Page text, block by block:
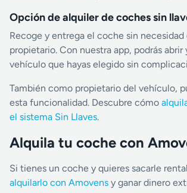
Opción de alquiler de coches sin
Recoge y entrega el coche sin necesidad
propietario. Con nuestra app, podrás abrir
vehículo que hayas elegido sin
También como propietario del vehículo,
esta funcionalidad. Descubre cómo
el sistema Sin Llaves.
Alquila tu coche con
Si tienes un coche y quieres sacarle
alquilarlo con Amovens y ganar dinero